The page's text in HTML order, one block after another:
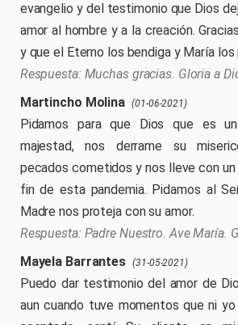
evangelio y del testimonio que Dios
amor al hombre y a la creación.
y que el Eterno los bendiga y María los
Muchas gracias. Gloria a
Martincho Molina (01-06-2021)
Pidamos para que Dios que es
majestad, nos derrame su
pecados cometidos y nos lleve con
fin de esta pandemia. Pidamos al
Madre nos proteja con su amor.
Padre Nuestro. Ave María.
Mayela Barrantes (31-05-2021)
Puedo dar testimonio del amor de
aun cuando tuve momentos que ni yo